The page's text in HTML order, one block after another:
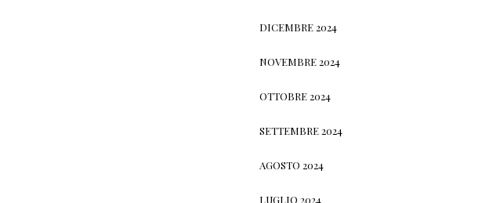
DICEMBRE 2024
NOVEMBRE 2024
OTTOBRE 2024
SETTEMBRE 2024
AGOSTO 2024
LUGLIO 2024